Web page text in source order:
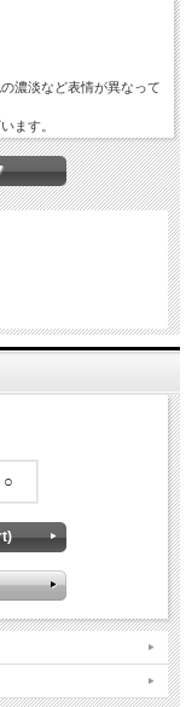
濃淡など表情が異なって
ます。
色合いが異なる場合があ
てください。洗剤を使用
○